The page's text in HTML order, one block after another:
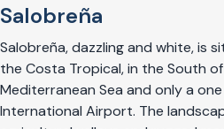
Salobreña
Salobreña, dazzling and white, is
the Costa Tropical, in the South
Mediterranean Sea and only a
International Airport. The